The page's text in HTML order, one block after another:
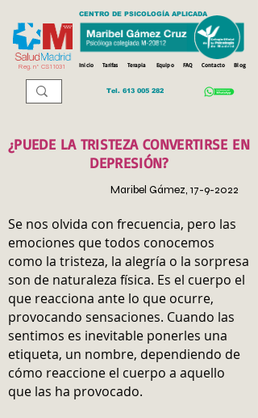
Reg. nº CS11031
CENTRO DE PSICOLOGÍA APLICADA
Inicio Tarifas Terapia Equipo FAQ Contacto Blog
Tel. 613 005 282
¿PUEDE LA TRISTEZA CONVERTIRSE EN
DEPRESIÓN?
Maribel Gámez, 17-9-2022
Se nos olvida con frecuencia, pero las
emociones que todos conocemos
como la tristeza, la alegría o la sorpresa
son de naturaleza física. Es el cuerpo el
que reacciona ante lo que ocurre,
provocando sensaciones. Cuando las
sentimos es inevitable ponerles una
etiqueta, un nombre, dependiendo de
cómo reaccione el cuerpo a aquello
que las ha provocado.